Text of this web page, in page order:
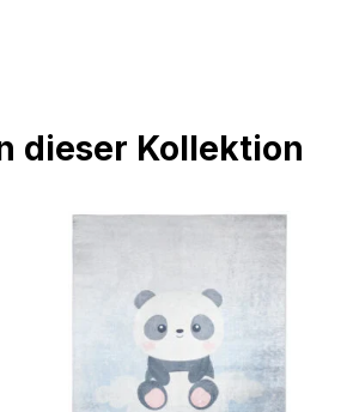
dieser Kollektion